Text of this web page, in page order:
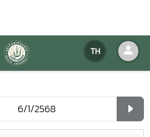
TH
มของหน่วยงาน
องหน่วยงาน